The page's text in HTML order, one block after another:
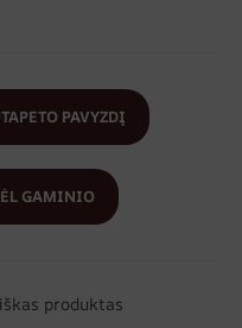
PAVYZDĮ
GAMINIO
produktas